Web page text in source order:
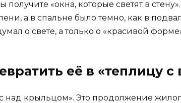
получите «окна, которые светят в
а в спальне было темно, как в
о свете, а только о «красивой
её в «теплицу с
над крыльцом». Это продолжение